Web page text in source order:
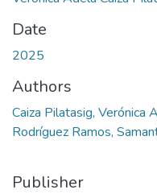
Date
2025
Authors
Caiza Pilatasig, Verónica
Rodríguez Ramos,
Publisher